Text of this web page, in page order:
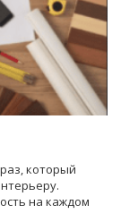
который
на каждом